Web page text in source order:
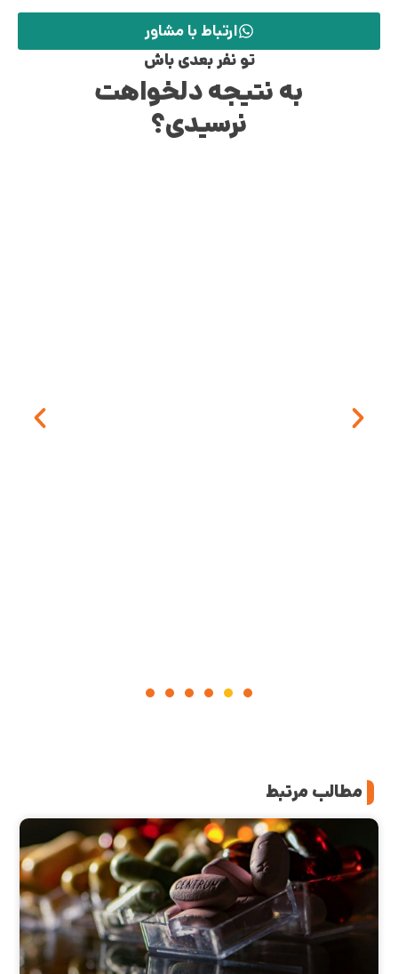
ارتباط با مشاور
تو نفر بعدی باش
به نتیجه دلخواهت
نرسیدی؟
مطالب مرتبط